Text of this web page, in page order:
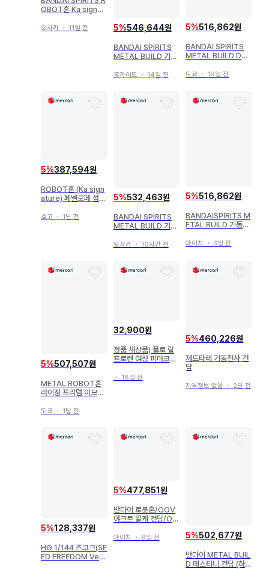
OBOT혼 Ka signat
광의 하사웨이 페넬로
오사카 ・ 11일 전 5%546,644원
BANDAI SPIRITS
METAL BUILD 기동
덤 건담 CONCEPT
홋카이도 ・ 14일 전
5%516,862원
BANDAI SPIRITS
METAL BUILD DRA
알비온
도쿄 ・ 19일 전
5%387,594원
ROBOT혼 (Ka sign
ature) 페넬로페 섬광
효고 ・ 1달 전
5%532,463원
BANDAI SPIRITS
METAL BUILD 기동
스 건담 발바토스 제4
오사카・ 10시간 전
5%516,862원
BANDAISPIRITS M
ETAL BUILD 기동전
NY 스트라이크 프리
아이치 ・ 3일 전
5%507,507원
METAL ROBOT혼
라이징 프리덤 이모탈
도쿄 ・ 1달 전
32,900원
정품 새상품) 폴로 랄
프로렌 여성 피마코튼
・ 18일 전
5%460,226원
제트타레 기동전사 건
담
지역정보 없음 ・ 2달 전
5%128,337원
HG 1/144 즈고크(SE
ED FREEDOM Ver.)
5%477,851원
반다이 로봇혼/OOV
야크트 알케 건담/OO
아이치 ・ 9일 전 5%502,677원
반다이 METAL BUIL
D 데스티니 건담 (하이